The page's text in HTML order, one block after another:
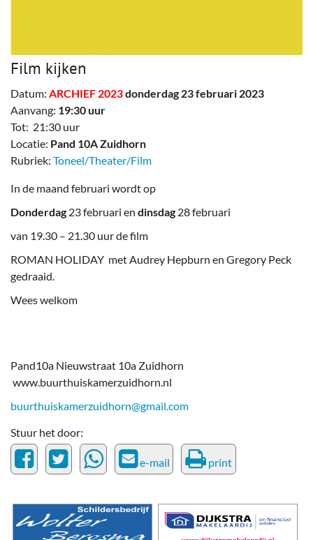
Film kijken
Datum: ARCHIEF 2023donderdag 23 februari 2023
Aanvang: 19:30 uur
Tot: 21:30 uur
Locatie: Pand 10A Zuidhorn
Rubriek: Toneel/Theater/Film
In de maand februari wordt op
Donderdag 23 februari en dinsdag 28 februari
van 19.30 – 21.30 uur de film
ROMAN HOLIDAY met Audrey Hepburn en Gregory Peck
gedraaid.
Wees welkom
Pand10a Nieuwstraat 10a Zuidhorn
www.buurthuiskamerzuidhorn.nl
buurthuiskamerzuidhorn@gmail.com
Stuur het door:
e-mail print